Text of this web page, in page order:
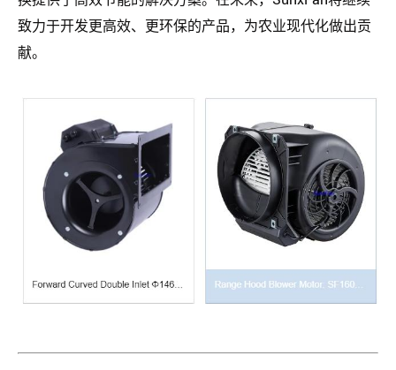
致力于开发更高效、更环保的产品，为农业现代化做出贡
献。